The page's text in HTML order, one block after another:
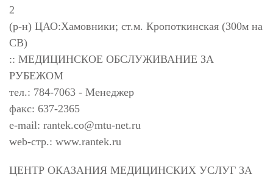
2
(р-н) ЦАО:Хамовники; ст.м. Кропоткинская (300м на
СВ)
:: МЕДИЦИНСКОЕ ОБСЛУЖИВАНИЕ ЗА
РУБЕЖОМ
тел.: 784-7063 - Менеджер
факс: 637-2365
e-mail: rantek.co@mtu-net.ru
web-стр.: www.rantek.ru
ЦЕНТР ОКАЗАНИЯ МЕДИЦИНСКИХ УСЛУГ ЗА